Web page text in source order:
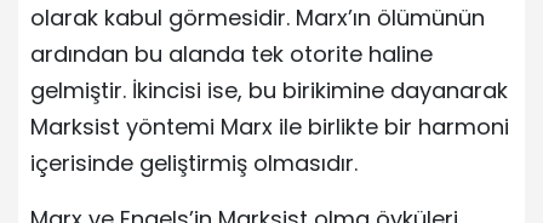
olarak kabul görmesidir. Marx’ın ölümünün
ardından bu alanda tek otorite haline
gelmiştir. İkincisi ise, bu birikimine dayanarak
Marksist yöntemi Marx ile birlikte bir harmoni
içerisinde geliştirmiş olmasıdır.